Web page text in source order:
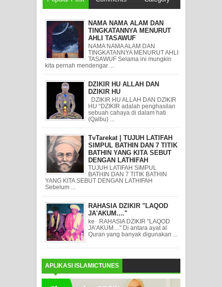
NAMA NAMA ALAM DAN
TINGKATANNYA MENURUT
AHLI TASAWUF
NAMA NAMA ALAM DAN
TINGKATANNYA MENURUT AHLI
TASAWUF Selama ini mungkin
kita pernah mendengar ...
DZIKIR HU ALLAH DAN
DZIKIR HU
DZIKIR HU ALLAH DAN DZIKIR
HU “DZIKIR adalah penghasilan
sebuah cahaya di dalam hati
(Qalbu) ...
TvTarekat | TUJUH LATIFAH
SIMPUL BATHIN DAN 7 TITIK
BATHIN YANG KITA SEBUT
DENGAN LATHIFAH
TUJUH LATIFAH SIMPUL
BATHIN DAN 7 TITIK BATHIN
YANG KITA SEBUT DENGAN LATHIFAH
Sebelum ...
RAHASIA DZIKIR "LAQOD
JA'AKUM...."
ke RAHASIA DZIKIR "LAQOD
JA'AKUM...." Di antara ayat al
Quran yang banyak digunakan ...
APLIKASI ISLAMICTUNES